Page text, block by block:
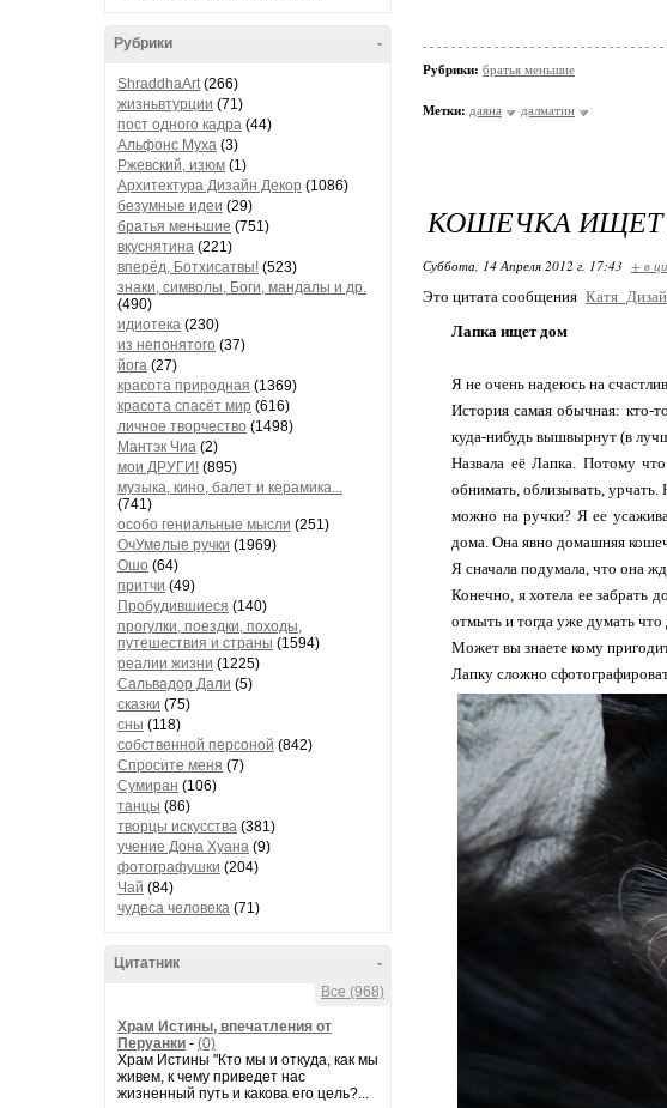
-
Рубрики
ShraddhaArt(266)
жизньвтурции (71)
пост одного кадра (44)
Альфонс Муха (3)
Ржевский, изюм (1)
Архитектура Дизайн Декор (1086)
безумные идеи (29)
братья меньшие (751)
вкуснятина (221)
вперёд, Ботхисатвы! (523)
знаки, символы, Боги, мандалы и др.
(490)
идиотека (230)
из непонятого (37)
йога (27)
красота природная (1369)
красота спасёт мир (616)
личное творчество (1498)
Мантэк Чиа (2)
мои ДРУГИ! (895)
музыка, кино, балет и керамика...
(741)
особо гениальные мысли (251)
ОчУмелые ручки (1969)
Ошо (64)
притчи (49)
Пробудившиеся (140)
прогулки, поездки, походы,
путешествия и страны (1594)
реалии жизни (1225)
Сальвадор Дали (5)
сказки (75)
сны (118)
собственной персоной (842)
Спросите меня (7)
Сумиран (106)
танцы (86)
творцы искусства (381)
учение Дона Хуана (9)
фотографушки (204)
Чай (84)
чудеса человека (71)
-
Цитатник
Все (968)
Храм Истины, впечатления от
Перуанки - (0)
Храм Истины "Кто мы и откуда, как мы
живем, к чему приведет нас
жизненный путь и какова его цель?...
Рубрики: братья меньшие
Метки: даяна далматин
КОШЕЧКА ИЩЕТ
Суббота, 14 Апреля 2012 г. 17:43 + в
Это цитата сообщения
Лапка ищет дом
Я не очень надеюсь на
История самая обычная: кто-
куда-нибудь вышвырнут (в
Назвала её Лапка. Потому
обнимать, облизывать, урчать.
можно на ручки? Я ее
дома. Она явно домашняя
Я сначала подумала, что она
Конечно, я хотела ее забрать
отмыть и тогда уже думать
Может вы знаете кому
Лапку сложно